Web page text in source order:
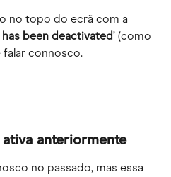
no topo do ecrã com a
been deactivated’ (como
falar connosco.
anteriormente
no passado, mas essa